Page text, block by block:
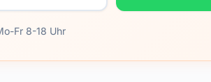
Fr 8-18 Uhr